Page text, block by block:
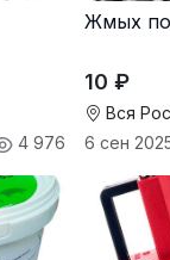
4 976
Жмых
10 ₽
Вся
6 сен